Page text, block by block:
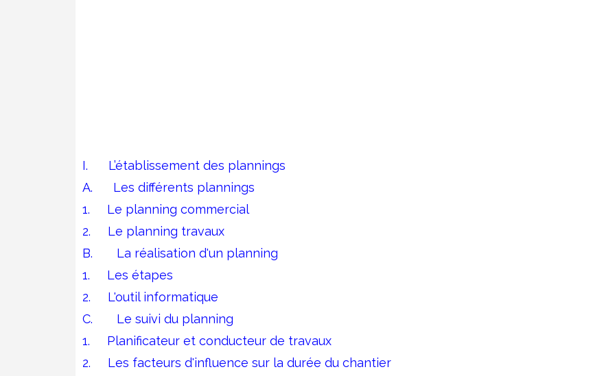
I.
L’établissement des plannings
A.
Les différents plannings
1.
Le planning commercial
2.
Le planning travaux
B.
La réalisation d'un planning
1.
Les étapes
2.
L'outil informatique
C.
Le suivi du planning
1.
Planificateur et conducteur de travaux
2.
Les facteurs d'influence sur la durée du chantier